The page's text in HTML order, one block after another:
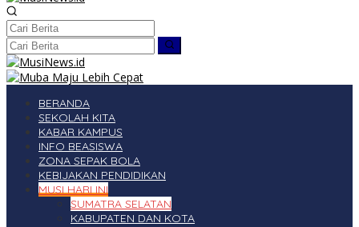
BERANDA
SEKOLAH KITA
KABAR KAMPUS
INFO BEASISWA
ZONA SEPAK BOLA
KEBIJAKAN PENDIDIKAN
MUSI HARI INI
SUMATRA SELATAN
KABUPATEN DAN KOTA